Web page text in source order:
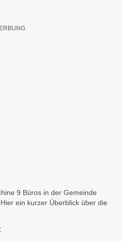
9 Büros in der Gemeinde
ein kurzer Überblick über die